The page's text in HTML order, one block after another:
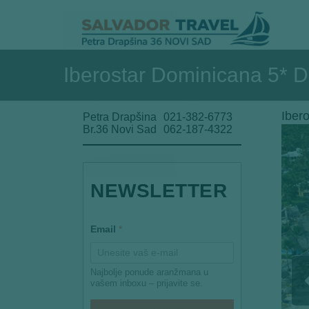
Iberostar Dominicana 5*
Petra Drapšina
Br.36 Novi Sad
021-382-6773
062-187-4322
NEWSLETTER
m
E
m
a
Email *
Najbolje ponude aranžmana u
vašem inboxu – prijavite se.